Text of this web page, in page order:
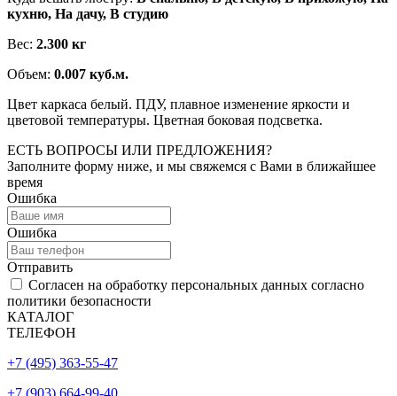
кухню, На дачу, В студию
Вес: 2.300 кг
Объем: 0.007 куб.м.
Цвет каркаса белый. ПДУ, плавное изменение яркости и
цветовой температуры. Цветная боковая подсветка.
ЕСТЬ ВОПРОСЫ ИЛИ ПРЕДЛОЖЕНИЯ?
Заполните форму ниже, и мы свяжемся с Вами в ближайшее
время
Ошибка
Ошибка
Отправить
Согласен на обработку персональных данных согласно
политики безопасности
КАТАЛОГ
ТЕЛЕФОН
+7 (495) 363-55-47